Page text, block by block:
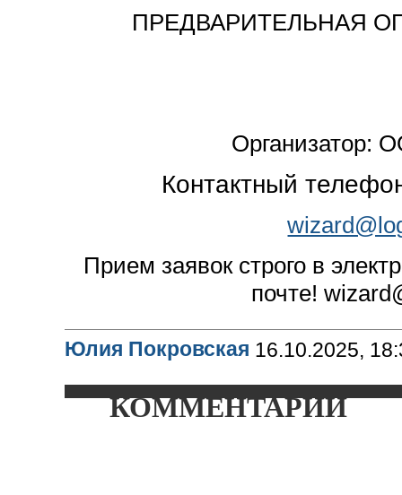
ПРЕДВАРИТЕЛЬНАЯ
Организатор:
Контактный
Прием заявок строго в
почте! wizard
Юлия Покровская 16.10.2025,
КОММЕНТАРИИ